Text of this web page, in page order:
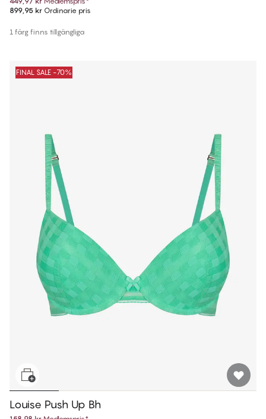
899,95 kr Ordinarie pris
1 färg finns tillgängliga
FINAL SALE -70%
Louise Push Up Bh